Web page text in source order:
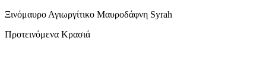
Ξινόμαυρο Αγιωργίτικο Μαυροδάφνη Syrah
Προτεινόμενα Κρασιά